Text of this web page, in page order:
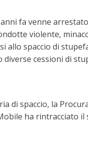
fa venne
violente,
spaccio di
cessioni di
di spaccio, la
ha rintracciato